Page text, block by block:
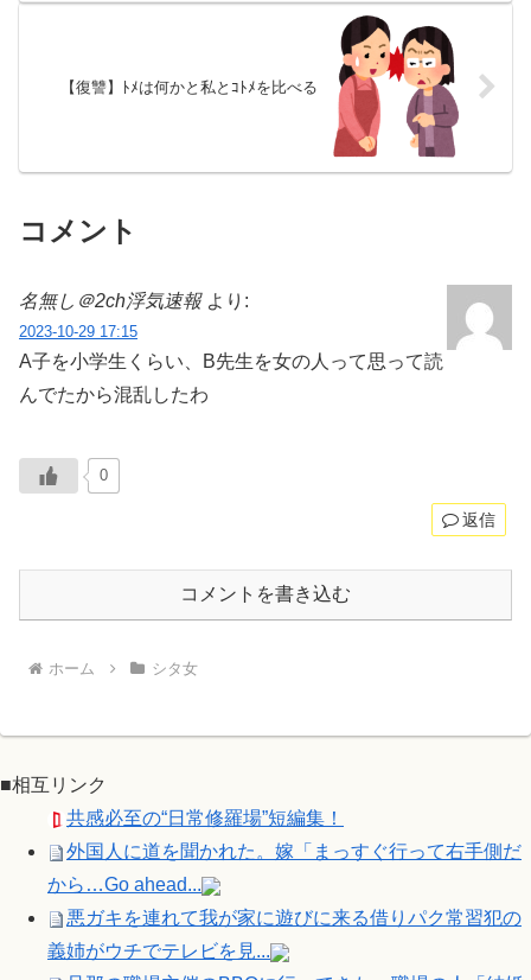
【復讐】ﾄﾒは何かと私とｺﾄﾒを比べる
コメント
名無し＠2ch浮気速報 より:
2023-10-29 17:15
A子を小学生くらい、B先生を女の人って思って読
んでたから混乱したわ
0
返信
コメントを書き込む
ホーム シタ女
■相互リンク
共感必至の“日常修羅場”短編集！
外国人に道を聞かれた。嫁「まっすぐ行って右手側だ
から…Go ahead...
悪ガキを連れて我が家に遊びに来る借りパク常習犯の
義姉がウチでテレビを見...